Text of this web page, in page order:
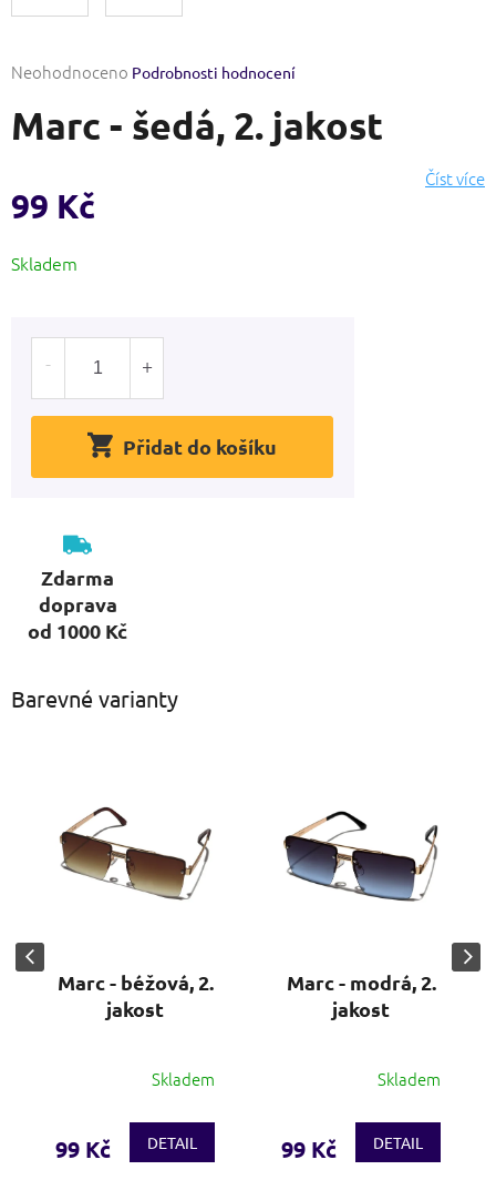
Průměrné
produktu
je
5
hvězdiček.
Neohodnoceno Podrobnosti hodnocení
Marc - šedá, 2. jakost
Číst více
99 Kč
cena:
Skladem
Přidat do košíku
Zdarma
doprava
od 1000 Kč
Barevné varianty
Marc - béžová, 2.
jakost
Skladem
99 Kč DETAIL
Marc - modrá, 2.
jakost
Skladem
99 Kč DETAIL